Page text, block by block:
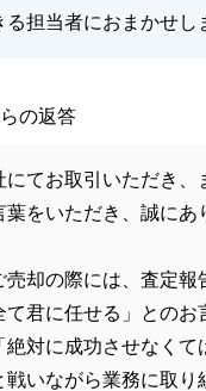
担当者におまかせし
の返答
にてお取引いただき、
葉をいただき、誠にあ
売却の際には、査定報
て君に任せる」とのお
絶対に成功させなくて
戦いながら業務に取り